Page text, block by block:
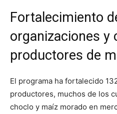
Fortalecimiento
organizaciones y
productores de
El programa ha fortalecido
productores, muchos de los
choclo y maíz morado en